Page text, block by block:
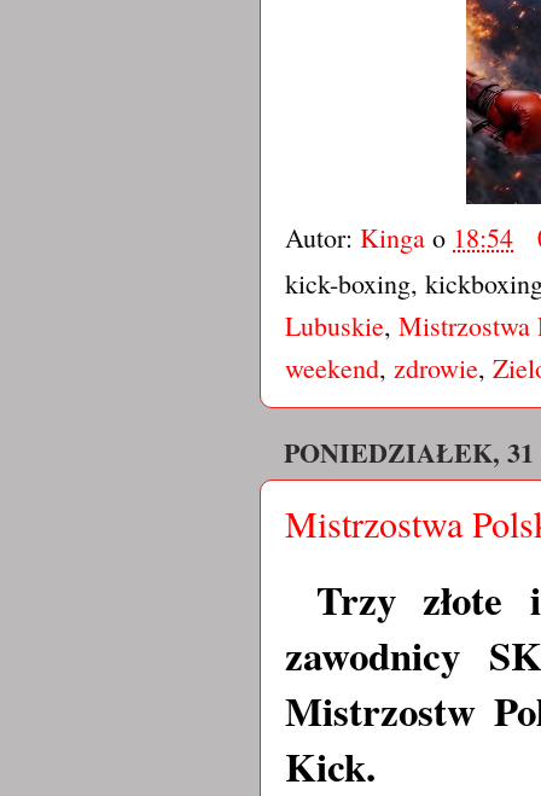
Autor: Kinga o 18:54
kick-boxing,
Lubuskie, Mistrzostwa
weekend, zdrowie,
PONIEDZIAŁEK, 31
Mistrzostwa
Trzy złote
zawodnicy
Mistrzostw
Kick.